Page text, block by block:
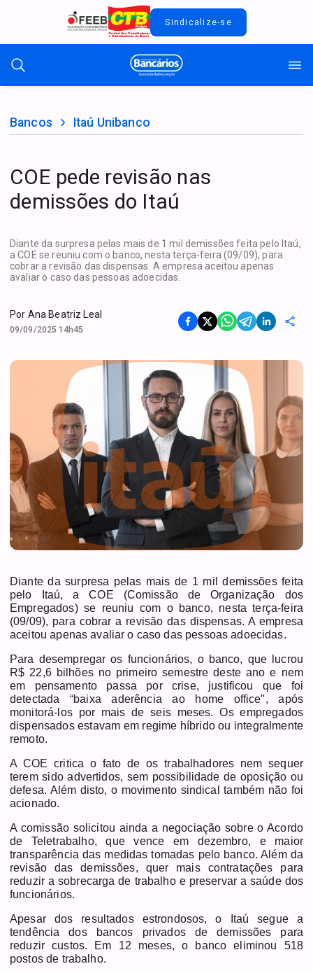
Sindicalize-se
Bancos Itaú Unibanco
COE pede revisão nas
demissões do Itaú
Diante da surpresa pelas mais de 1 mil demissões feita pelo Itaú,
a COE se reuniu com o banco, nesta terça-feira (09/09), para
cobrar a revisão das dispensas. A empresa aceitou apenas
avaliar o caso das pessoas adoecidas.
Por Ana Beatriz Leal
09/09/2025 14h45
Diante da surpresa pelas mais de 1 mil demissões feita
pelo Itaú, a COE (Comissão de Organização dos
Empregados) se reuniu com o banco, nesta terça-feira
(09/09), para cobrar a revisão das dispensas. A empresa
aceitou apenas avaliar o caso das pessoas adoecidas.
Para desempregar os funcionários, o banco, que lucrou
R$ 22,6 bilhões no primeiro semestre deste ano e nem
em pensamento passa por crise, justificou que foi
detectada “baixa aderência ao home office", após
monitorá-los por mais de seis meses. Os empregados
dispensados estavam em regime híbrido ou integralmente
remoto.
A COE critica o fato de os trabalhadores nem sequer
terem sido advertidos, sem possibilidade de oposição ou
defesa. Além disto, o movimento sindical também não foi
acionado.
A comissão solicitou ainda a negociação sobre o Acordo
de Teletrabalho, que vence em dezembro, e maior
transparência das medidas tomadas pelo banco. Além da
revisão das demissões, quer mais contratações para
reduzir a sobrecarga de trabalho e preservar a saúde dos
funcionários.
Apesar dos resultados estrondosos, o Itaú segue a
tendência dos bancos privados de demissões para
reduzir custos. Em 12 meses, o banco eliminou 518
postos de trabalho.